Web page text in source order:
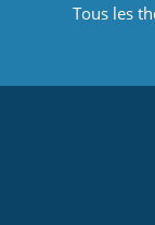
Tous les